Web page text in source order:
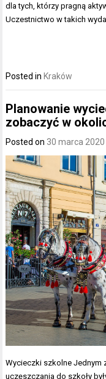
dla tych, którzy pragną
Uczestnictwo w takich
Posted in Kraków
Planowanie
zobaczyć w
Posted on 30 marca 2020
Wycieczki szkolne Jednym
uczęszczania do szkoły